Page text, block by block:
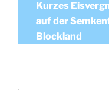
Kurzes
auf der
Blockland